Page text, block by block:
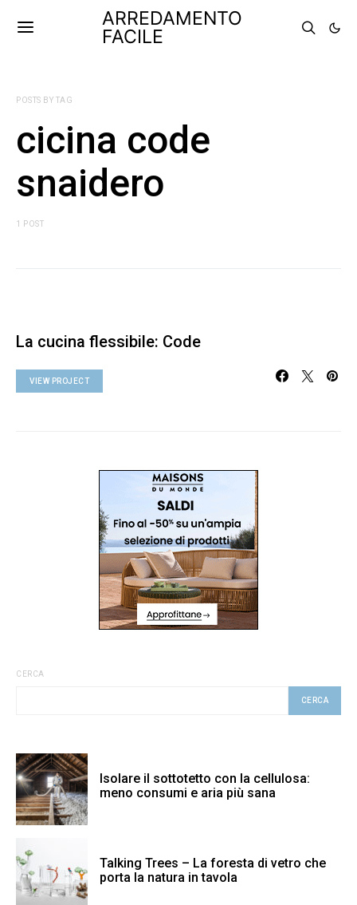
ARREDAMENTO
FACILE
POSTS BY TAG
cicina code
snaidero
1 POST
La cucina flessibile: Code
VIEW PROJECT
CERCA
CERCA
Isolare il sottotetto con la cellulosa:
meno consumi e aria più sana
Talking Trees – La foresta di vetro che
porta la natura in tavola